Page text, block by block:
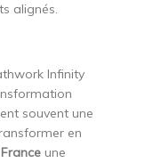
alignés.
Infinity
souvent une
en
une